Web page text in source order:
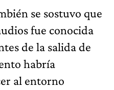
se sostuvo que
fue conocida
de la salida de
habría
al entorno